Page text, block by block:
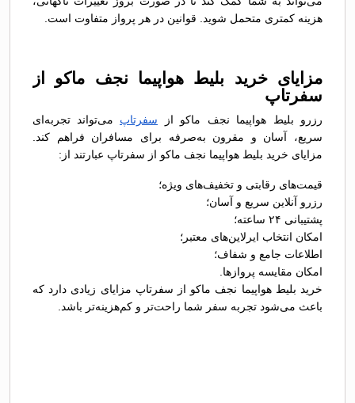
هزینه کمتری متحمل شوید. قوانین در هر پرواز متفاوت است.
مزایای خرید بلیط هواپیما نجف ماکو از
سفرتاپ
رزرو بلیط هواپیما نجف ماکو از سفرتاپ می‌تواند تجربه‌ای
سریع، آسان و مقرون به‌صرفه برای مسافران فراهم کند.
مزایای خرید بلیط هواپیما نجف ماکو از سفرتاپ عبارتند از:
قیمت‌های رقابتی و تخفیف‌های ویژه؛
رزرو آنلاین سریع و آسان؛
پشتیبانی ۲۴ ساعته؛
امکان انتخاب ایرلاین‌های معتبر؛
اطلاعات جامع و شفاف؛
امکان مقایسه پروازها.
خرید بلیط هواپیما نجف ماکو از سفرتاپ مزایای زیادی دارد که
باعث می‌شود تجربه سفر شما راحت‌تر و کم‌هزینه‌تر باشد.